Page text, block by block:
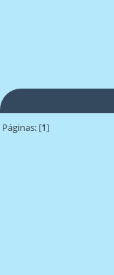
Páginas: [1]